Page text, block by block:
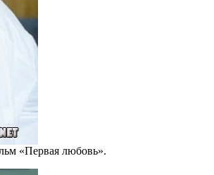
«Первая любовь».